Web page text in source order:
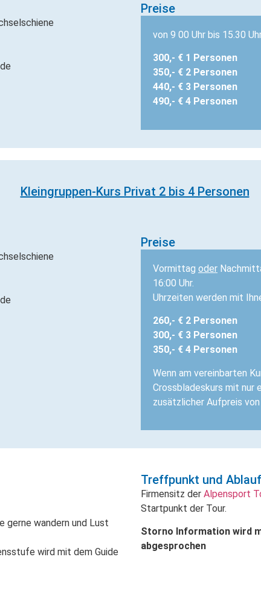
Preise
von 9 00 Uhr bis 15.30
300,- € 1 Personen
350,- € 2 Personen
440,- € 3 Personen
490,- € 4 Personen
Kleingruppen-Kurs Privat 2 bis 4 Personen
Preise
Vormittag oder
16:00 Uhr.
Uhrzeiten werden mit
260,- € 2 Personen
300,- € 3 Personen
350,- € 4 Personen
Wenn am vereinbarten
Crossbladeskurs mit nur
zusätzlicher Aufpreis von
gerne wandern und Lust
wird mit dem Guide
Treffpunkt und Ablauf
Firmensitz der Alpensport
Startpunkt der Tour.
Storno Information wird
abgesprochen